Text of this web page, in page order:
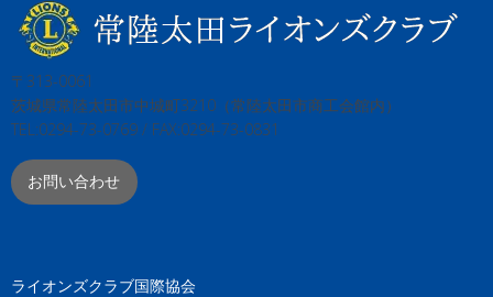
〒313-0061
茨城県常陸太田市中城町3210（常陸太田市商工会館内）
TEL:0294-73-0769 / FAX:0294-73-0831
お問い合わせ
ライオンズクラブ国際協会